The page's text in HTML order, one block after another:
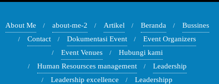
About Me about-me-2 Artikel Beranda
Bussines
Contact
Dokumentasi Event
Event Organizers
Event Venues
Hubungi kami
Human Resoursces management
Leadership
Leadership excellence
Leadershipp